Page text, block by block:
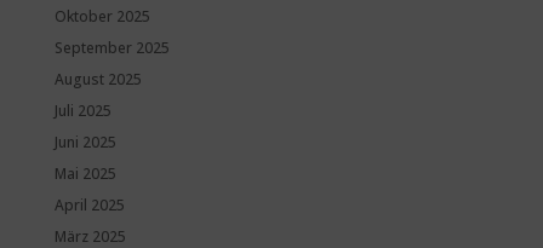
Oktober 2025
September 2025
August 2025
Juli 2025
Juni 2025
Mai 2025
April 2025
März 2025